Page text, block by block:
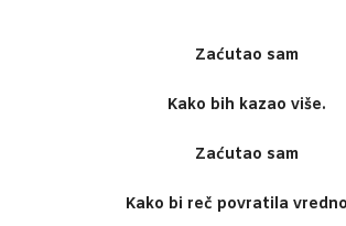
Zaćutao sam
Kako bih kazao više.
Zaćutao sam
Kako bi reč povratila